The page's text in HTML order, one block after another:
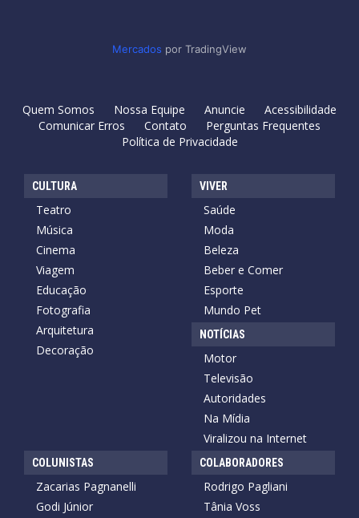
Mercados por TradingView
Quem Somos Nossa Equipe Anuncie
Acessibilidade
Comunicar Erros
Contato
Perguntas Frequentes
Política de Privacidade
CULTURA
Teatro
Música
Cinema
Viagem
Educação
Fotografia
Arquitetura
Decoração
VIVER
Saúde
Moda
Beleza
Beber e Comer
Esporte
Mundo Pet
NOTÍCIAS
Motor
Televisão
Autoridades
Na Mídia
Viralizou na Internet
COLUNISTAS
Zacarias Pagnanelli
Godi Júnior
COLABORADORES
Rodrigo Pagliani
Tânia Voss